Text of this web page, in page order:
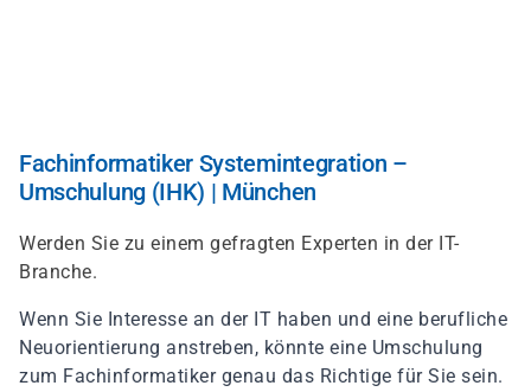
Fachinformatiker Systemintegration –
Umschulung (IHK) | München
Werden Sie zu einem gefragten Experten in der IT-
Branche.
Wenn Sie Interesse an der IT haben und eine berufliche
Neuorientierung anstreben, könnte eine Umschulung
zum Fachinformatiker genau das Richtige für Sie sein.